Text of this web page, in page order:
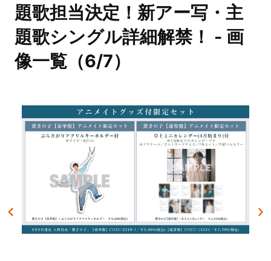
題歌担当決定！新アー写・主
題歌シングル詳細解禁！ - 画
像一覧（6/7）